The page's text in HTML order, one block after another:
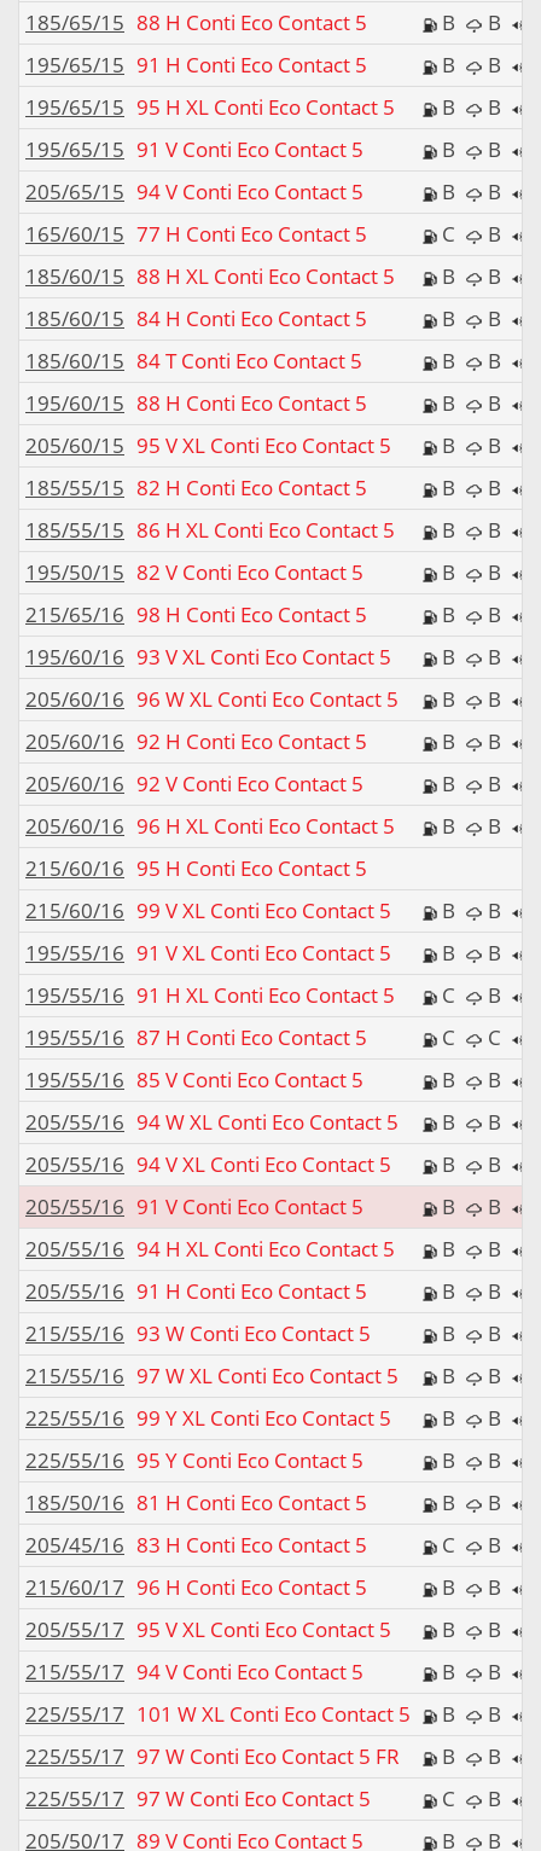
185/65/15 88 H Conti Eco Contact 5 B B
195/65/15 91 H Conti Eco Contact 5 B B
195/65/15 95 H XL Conti Eco Contact 5 B B
195/65/15 91 V Conti Eco Contact 5 B B
205/65/15 94 V Conti Eco Contact 5 B B
165/60/15 77 H Conti Eco Contact 5 C B
185/60/15 88 H XL Conti Eco Contact 5 B B
185/60/15 84 H Conti Eco Contact 5 B B
185/60/15 84 T Conti Eco Contact 5 B B
195/60/15 88 H Conti Eco Contact 5 B B
205/60/15 95 V XL Conti Eco Contact 5 B B
185/55/15 82 H Conti Eco Contact 5 B B
185/55/15 86 H XL Conti Eco Contact 5 B B
195/50/15 82 V Conti Eco Contact 5 B B
215/65/16 98 H Conti Eco Contact 5 B B
195/60/16 93 V XL Conti Eco Contact 5 B B
205/60/16 96 W XL Conti Eco Contact 5 B B
205/60/16 92 H Conti Eco Contact 5 B B
205/60/16 92 V Conti Eco Contact 5 B B
205/60/16 96 H XL Conti Eco Contact 5 B B
215/60/16 95 H Conti Eco Contact 5
215/60/16 99 V XL Conti Eco Contact 5 B B
195/55/16 91 V XL Conti Eco Contact 5 B B
195/55/16 91 H XL Conti Eco Contact 5 C B
195/55/16 87 H Conti Eco Contact 5 C C
195/55/16 85 V Conti Eco Contact 5 B B
205/55/16 94 W XL Conti Eco Contact 5 B B
205/55/16 94 V XL Conti Eco Contact 5 B B
205/55/16 91 V Conti Eco Contact 5 B B
205/55/16 94 H XL Conti Eco Contact 5 B B
205/55/16 91 H Conti Eco Contact 5 B B
215/55/16 93 W Conti Eco Contact 5 B B
215/55/16 97 W XL Conti Eco Contact 5 B B
225/55/16 99 Y XL Conti Eco Contact 5 B B
225/55/16 95 Y Conti Eco Contact 5 B B
185/50/16 81 H Conti Eco Contact 5 B B
205/45/16 83 H Conti Eco Contact 5 C B
215/60/17 96 H Conti Eco Contact 5 B B
205/55/17 95 V XL Conti Eco Contact 5 B B
215/55/17 94 V Conti Eco Contact 5 B B
225/55/17 101 W XL Conti Eco Contact 5 B B
225/55/17 97 W Conti Eco Contact 5 FR B B
225/55/17 97 W Conti Eco Contact 5 C B
205/50/17 89 V Conti Eco Contact 5 B B